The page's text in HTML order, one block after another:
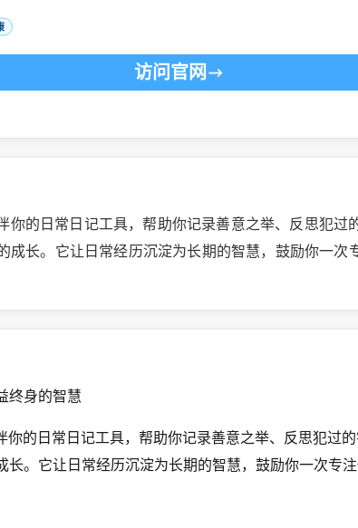
访问官网
你的日常日记工具，帮助你记录善意之举、反思犯过
成长。它让日常经历沉淀为长期的智慧，鼓励你一次
终身的智慧
你的日常日记工具，帮助你记录善意之举、反思犯过
长。它让日常经历沉淀为长期的智慧，鼓励你一次专